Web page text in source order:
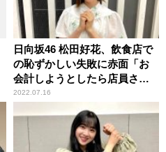
日向坂46 松田好花、飲食店で
の恥ずかしい失敗に赤面「お
会計しようとしたら店員さん
が……」
2022.07.16